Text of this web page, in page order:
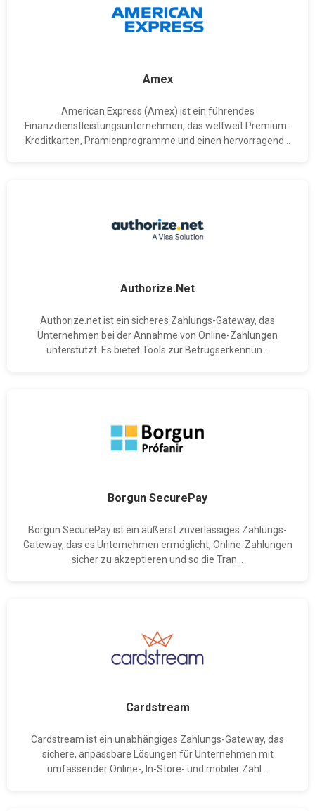
Amex
American Express (Amex) ist ein führendes
Finanzdienstleistungsunternehmen, das weltweit Premium-
Kreditkarten, Prämienprogramme und einen hervorragend...
Authorize.Net
Authorize.net ist ein sicheres Zahlungs-Gateway, das
Unternehmen bei der Annahme von Online-Zahlungen
unterstützt. Es bietet Tools zur Betrugserkennun...
Borgun SecurePay
Borgun SecurePay ist ein äußerst zuverlässiges Zahlungs-
Gateway, das es Unternehmen ermöglicht, Online-Zahlungen
sicher zu akzeptieren und so die Tran...
Cardstream
Cardstream ist ein unabhängiges Zahlungs-Gateway, das
sichere, anpassbare Lösungen für Unternehmen mit
umfassender Online-, In-Store- und mobiler Zahl...